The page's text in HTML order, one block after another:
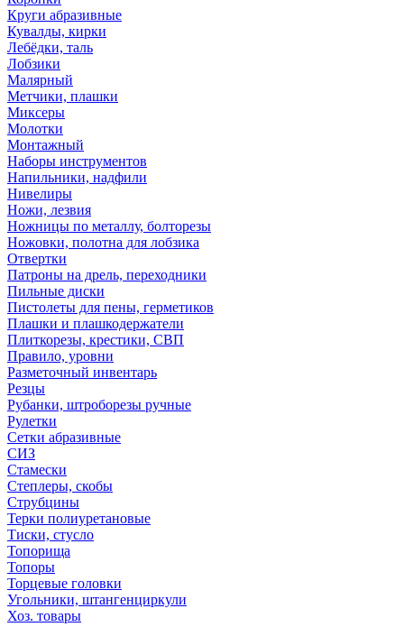
Круги абразивные
Кувалды, кирки
Лебёдки, таль
Лобзики
Малярный
Метчики, плашки
Миксеры
Молотки
Монтажный
Наборы инструментов
Напильники, надфили
Нивелиры
Ножи, лезвия
Ножницы по металлу, болторезы
Ножовки, полотна для лобзика
Отвертки
Патроны на дрель, переходники
Пильные диски
Пистолеты для пены, герметиков
Плашки и плашкодержатели
Плиткорезы, крестики, СВП
Правило, уровни
Разметочный инвентарь
Резцы
Рубанки, штроборезы ручные
Рулетки
Сетки абразивные
СИЗ
Стамески
Степлеры, скобы
Струбцины
Терки полиуретановые
Тиски, стусло
Топорища
Топоры
Торцевые головки
Угольники, штангенциркули
Хоз. товары